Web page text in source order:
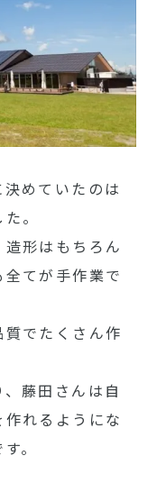
めていたのは
。
形はもちろん
てが手作業で
でたくさん作
藤田さんは自
れるようにな
。